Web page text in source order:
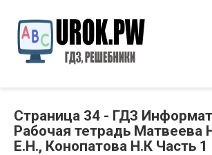
Страница 34 - ГДЗ
Рабочая тетрадь Матвеева
Е.Н., Конопатова Н.К Часть 1